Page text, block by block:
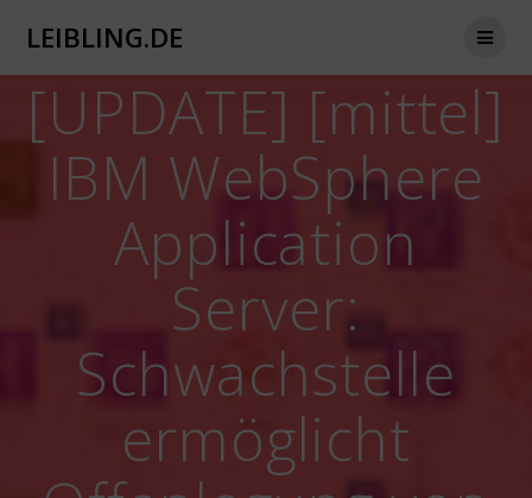
LEIBLING.DE
[UPDATE] [mittel]
IBM WebSphere
Application
Server:
Schwachstelle
ermöglicht